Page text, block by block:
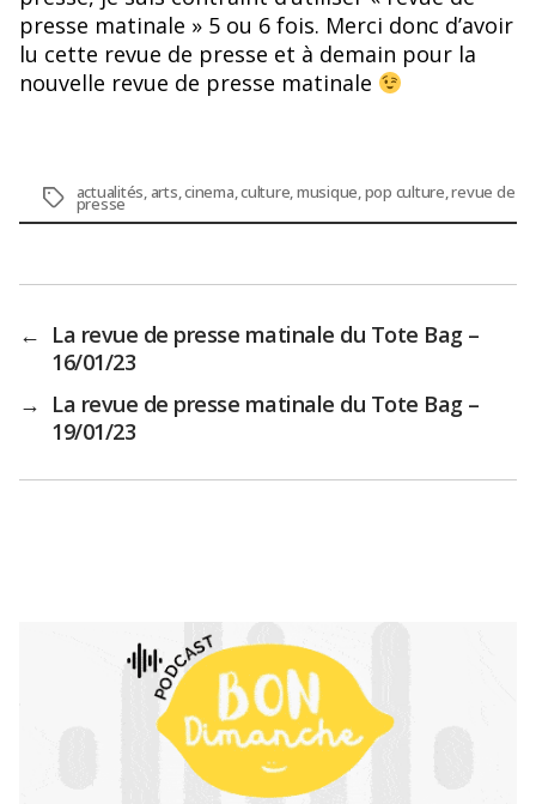
presse matinale » 5 ou 6 fois. Merci donc d’avoir
lu cette revue de presse et à demain pour la
nouvelle revue de presse matinale
Étiquettes
actualités arts ,cinema ,culture musique pop culture ,revue de
presse
← La revue de presse matinale du Tote Bag –
16/01/23
→ La revue de presse matinale du Tote Bag –
19/01/23